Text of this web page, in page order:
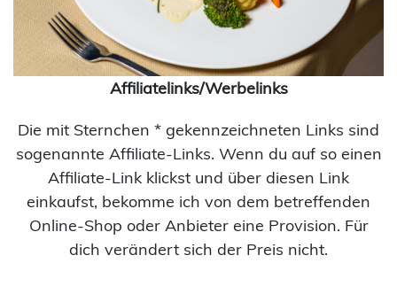
Affiliatelinks/Werbelinks
Die mit Sternchen * gekennzeichneten Links sind
sogenannte Affiliate-Links. Wenn du auf so einen
Affiliate-Link klickst und über diesen Link
einkaufst, bekomme ich von dem betreffenden
Online-Shop oder Anbieter eine Provision. Für
dich verändert sich der Preis nicht.